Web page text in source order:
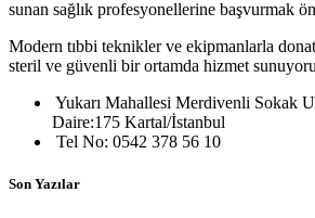
sunan sağlık profesyonellerine başvurmak
Modern tıbbi teknikler ve ekipmanlarla
steril ve güvenli bir ortamda hizmet
Yukarı Mahallesi Merdivenli Sokak
Daire:175 Kartal/İstanbul
Tel No: 0542 378 56 10
Son Yazılar